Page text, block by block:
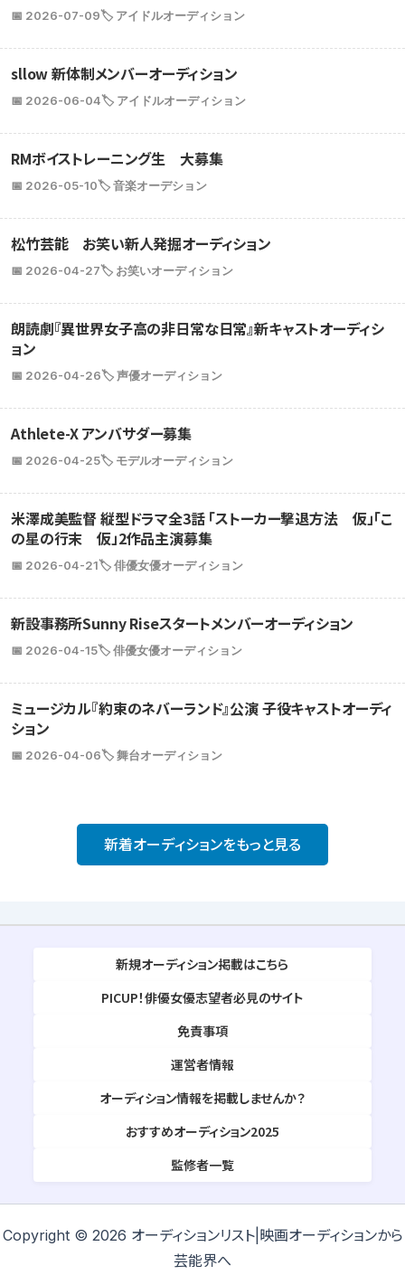
📅 2026-07-09🏷️ アイドルオーディション
sllow 新体制メンバーオーディション
📅 2026-06-04🏷️ アイドルオーディション
RMボイストレーニング生 大募集
📅 2026-05-10🏷️ 音楽オーデション
松竹芸能 お笑い新人発掘オーディション
📅 2026-04-27🏷️ お笑いオーディション
朗読劇『異世界女子高の非日常な日常』新キャストオーディシ
ョン
📅 2026-04-26🏷️ 声優オーディション
Athlete-X アンバサダー募集
📅 2026-04-25🏷️ モデルオーディション
米澤成美監督 縦型ドラマ全3話 「ストーカー撃退方法 仮」「こ
の星の行末 仮」2作品主演募集
📅 2026-04-21🏷️ 俳優女優オーディション
新設事務所Sunny Riseスタートメンバーオーディション
📅 2026-04-15🏷️ 俳優女優オーディション
ミュージカル『約束のネバーランド』公演 子役キャストオーディ
ション
📅 2026-04-06🏷️ 舞台オーディション
新着オーディションをもっと見る
新規オーディション掲載はこちら
PICUP！俳優女優志望者必見のサイト
免責事項
運営者情報
オーディション情報を掲載しませんか？
おすすめオーディション2025
監修者一覧
Copyright © 2026 オーディションリスト|映画オーディションから
芸能界へ